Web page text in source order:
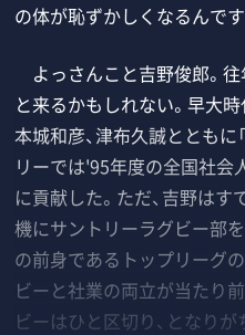
の体が恥ずかしくなるんです
よっさんこと吉野俊郎。
と来るかもしれない。早大
本城和彦、津布久誠とともに
リーでは'95年度の全国社会
に貢献した。ただ、吉野はす
機にサントリーラグビー部
の前身であるトップリーグ
ビーと社業の両立が当たり
ビーはひと区切り、となり